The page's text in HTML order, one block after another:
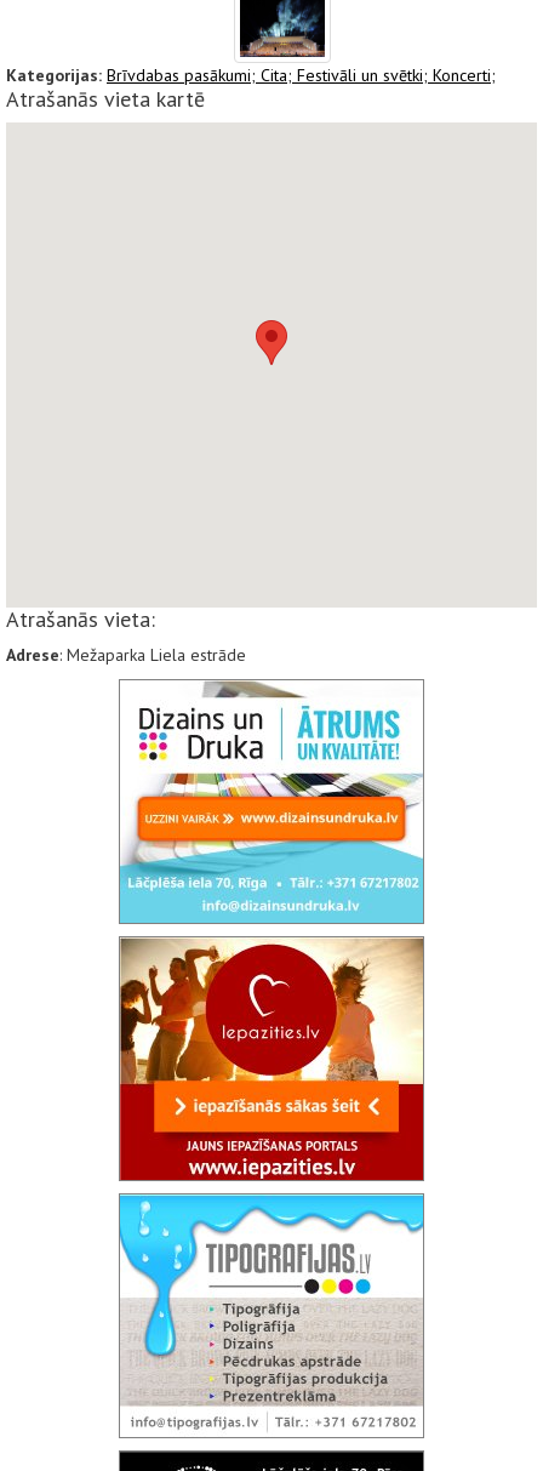
Kategorijas: Brīvdabas pasākumi; Cita; Festivāli un svētki; Koncerti;
Atrašanās vieta kartē
Atrašanās vieta:
Adrese: Mežaparka Liela estrāde